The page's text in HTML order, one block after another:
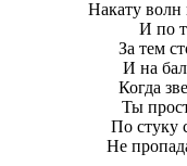
Накату волн
И по
За тем
И на
Когда
Ты
По стуку
Не